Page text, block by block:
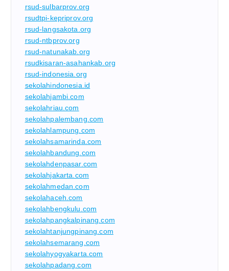
rsud-sulbarprov.org
rsudtpi-kepriprov.org
rsud-langsakota.org
rsud-ntbprov.org
rsud-natunakab.org
rsudkisaran-asahankab.org
rsud-indonesia.org
sekolahindonesia.id
sekolahjambi.com
sekolahriau.com
sekolahpalembang.com
sekolahlampung.com
sekolahsamarinda.com
sekolahbandung.com
sekolahdenpasar.com
sekolahjakarta.com
sekolahmedan.com
sekolahaceh.com
sekolahbengkulu.com
sekolahpangkalpinang.com
sekolahtanjungpinang.com
sekolahsemarang.com
sekolahyogyakarta.com
sekolahpadang.com